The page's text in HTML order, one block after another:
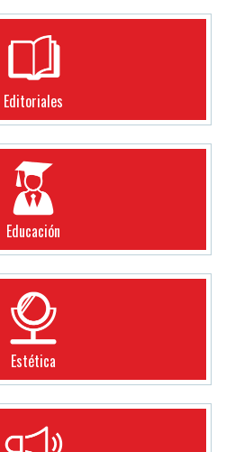
Editoriales
Educación
Estética